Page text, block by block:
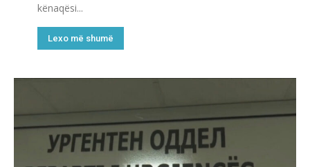
kënaqësi...
Lexo më shumë